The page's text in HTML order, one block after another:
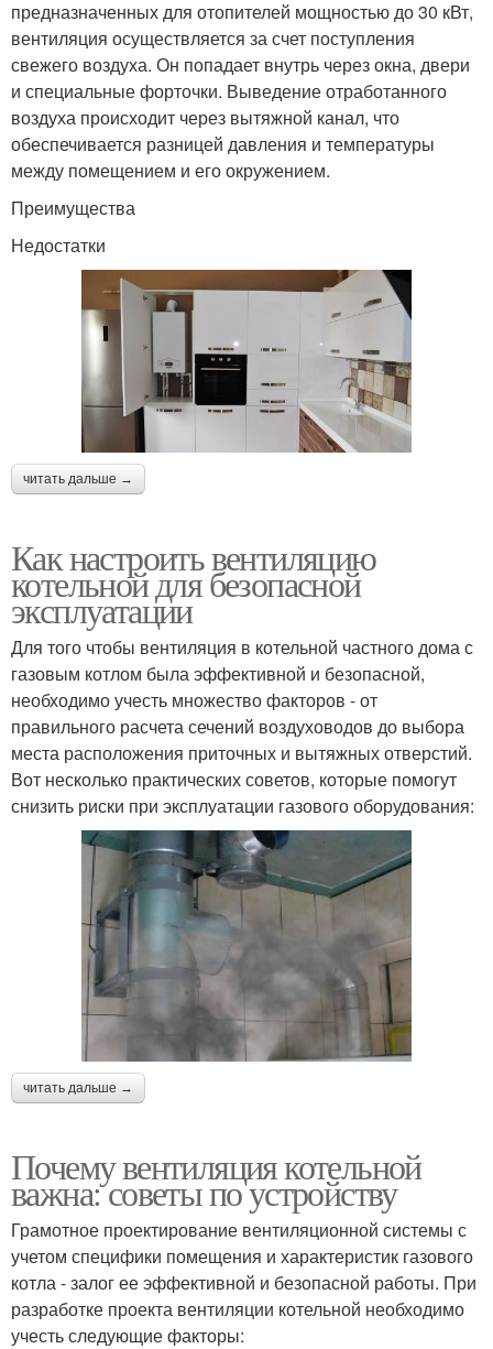
предназначенных для отопителей мощностью до 30 кВт,
вентиляция осуществляется за счет поступления
свежего воздуха. Он попадает внутрь через окна, двери
и специальные форточки. Выведение отработанного
воздуха происходит через вытяжной канал, что
обеспечивается разницей давления и температуры
между помещением и его окружением.
Преимущества
Недостатки
читать дальше →
Как настроить вентиляцию
котельной для безопасной
эксплуатации
Для того чтобы вентиляция в котельной частного дома с
газовым котлом была эффективной и безопасной,
необходимо учесть множество факторов - от
правильного расчета сечений воздуховодов до выбора
места расположения приточных и вытяжных отверстий.
Вот несколько практических советов, которые помогут
снизить риски при эксплуатации газового оборудования:
читать дальше →
Почему вентиляция котельной
важна: советы по устройству
Грамотное проектирование вентиляционной системы с
учетом специфики помещения и характеристик газового
котла - залог ее эффективной и безопасной работы. При
разработке проекта вентиляции котельной необходимо
учесть следующие факторы: